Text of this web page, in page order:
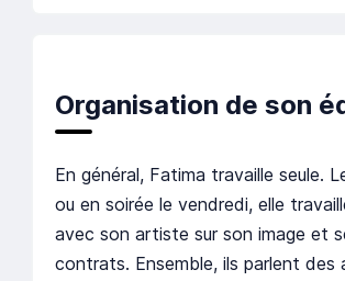
Organisation de son
En général, Fatima travaille seule.
ou en soirée le vendredi, elle
avec son artiste sur son image et
contrats. Ensemble, ils parlent des